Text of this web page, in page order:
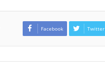
Facebook Twitter